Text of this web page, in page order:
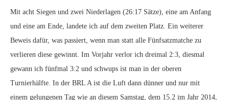
Mit acht Siegen und zwei Niederlagen (26:17 Sätze), eine am Anfang
und eine am Ende, landete ich auf dem zweiten Platz. Ein weiterer
Beweis dafür, was passiert, wenn man statt alle Fünfsatzmatche zu
verlieren diese gewinnt. Im Vorjahr verlor ich dreimal 2:3, diesmal
gewann ich fünfmal 3:2 und schwups ist man in der oberen
Turnierhälfte. In der BRL A ist die Luft dann dünner und nur mit
einem gelungenen Tag wie an diesem Samstag, dem 15.2 im Jahr 2014,